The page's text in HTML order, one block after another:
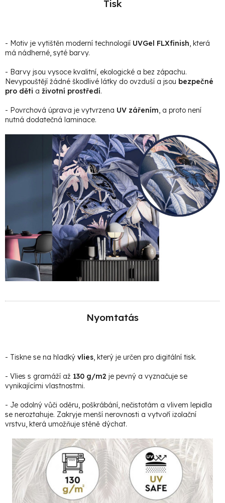
Tisk
- Motiv je vytištěn moderní technologií UVGel FLXfinish, která
má nádherné, syté barvy.
- Barvy jsou vysoce kvalitní, ekologické a bez zápachu.
Nevypouštějí žádné škodlivé látky do ovzduší a jsou bezpečné
pro děti a životní prostředí.
- Povrchová úprava je vytvrzena UV zářením, a proto není
nutná dodatečná laminace.
Nyomtatás
- Tiskne se na hladký vlies, který je určen pro digitální tisk.
- Vlies s gramáží až 130 g/m2 je pevný a vyznačuje se
vynikajícími vlastnostmi.
- Je odolný vůči oděru, poškrábání, nečistotám a vlivem lepidla
se neroztahuje. Zakryje menší nerovnosti a vytvoří izolační
vrstvu, která umožňuje stěně dýchat.